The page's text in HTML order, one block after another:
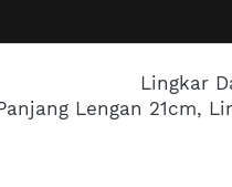
Lingkar
Lengan 21cm,